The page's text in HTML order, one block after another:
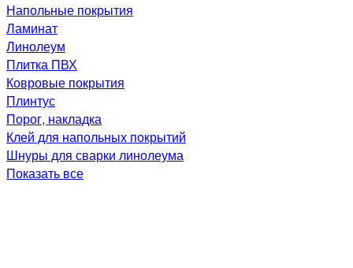
Напольные покрытия
Ламинат
Линолеум
Плитка ПВХ
Ковровые покрытия
Плинтус
Порог, накладка
Клей для напольных покрытий
Шнуры для сварки линолеума
Показать все